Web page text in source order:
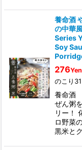
養命酒
の中華
Series
Soy
276Yen
のこり31
養命酒
ぜん粥
リー！
ロ野菜
黒米と